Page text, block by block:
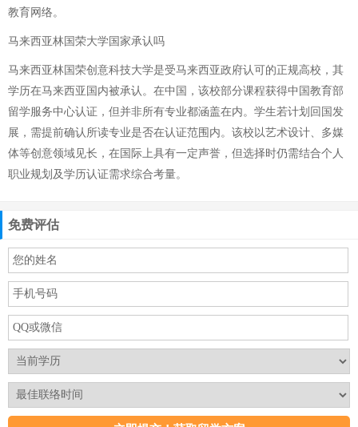
教育网络。
马来西亚林国荣大学国家承认吗
马来西亚林国荣创意科技大学是受马来西亚政府认可的正规高校，其
学历在马来西亚国内被承认。在中国，该校部分课程获得中国教育部
留学服务中心认证，但并非所有专业都涵盖在内。学生若计划回国发
展，需提前确认所读专业是否在认证范围内。该校以艺术设计、多媒
体等创意领域见长，在国际上具有一定声誉，但选择时仍需结合个人
职业规划及学历认证需求综合考量。
免费评估